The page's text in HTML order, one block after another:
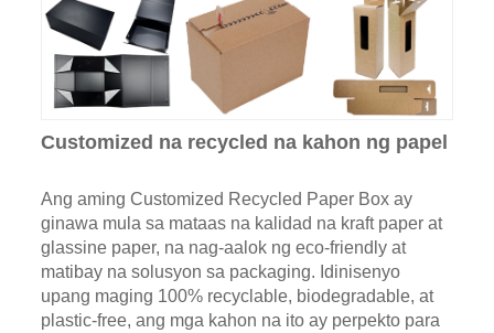
Customized na recycled na kahon ng papel
Ang aming Customized Recycled Paper Box ay
ginawa mula sa mataas na kalidad na kraft paper at
glassine paper, na nag-aalok ng eco-friendly at
matibay na solusyon sa packaging. Idinisenyo
upang maging 100% recyclable, biodegradable, at
plastic-free, ang mga kahon na ito ay perpekto para